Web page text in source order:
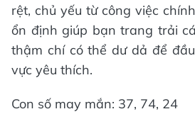
rệt, chủ yếu từ công việc
ổn định giúp bạn trang trải
thậm chí có thể dư dả để
vực yêu thích.
Con số may mắn: 37, 74, 24